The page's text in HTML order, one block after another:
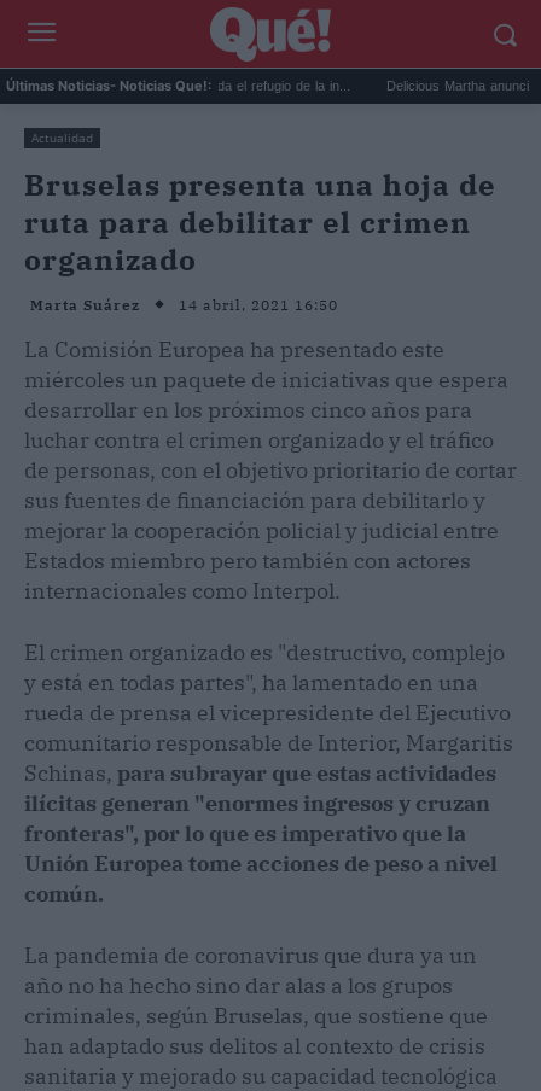
Últimas Noticias- Noticias Que!:
Geographic recomienda el refugio de la in... Delicious Martha anuncia que
Actualidad
Bruselas presenta una hoja de
ruta para debilitar el crimen
organizado
Marta Suárez 14 abril, 2021 16:50
La Comisión Europea ha presentado este
miércoles un paquete de iniciativas que espera
desarrollar en los próximos cinco años para
luchar contra el crimen organizado y el tráfico
de personas, con el objetivo prioritario de cortar
sus fuentes de financiación para debilitarlo y
mejorar la cooperación policial y judicial entre
Estados miembro pero también con actores
internacionales como Interpol.
El crimen organizado es "destructivo, complejo
y está en todas partes", ha lamentado en una
rueda de prensa el vicepresidente del Ejecutivo
comunitario responsable de Interior, Margaritis
Schinas, para subrayar que estas actividades
ilícitas generan "enormes ingresos y cruzan
fronteras", por lo que es imperativo que la
Unión Europea tome acciones de peso a nivel
común.
La pandemia de coronavirus que dura ya un
año no ha hecho sino dar alas a los grupos
criminales, según Bruselas, que sostiene que
han adaptado sus delitos al contexto de crisis
sanitaria y mejorado su capacidad tecnológica